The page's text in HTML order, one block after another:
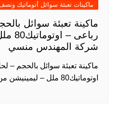
ماكينات تعبئة سوائل أتوماتيك
ماكينة تعبئة سوائل
شركة المهندس منسي
ماكينة تعبئة سوائل بالحجم –
اوتوماتيك80 ملل – ليمينيشن من